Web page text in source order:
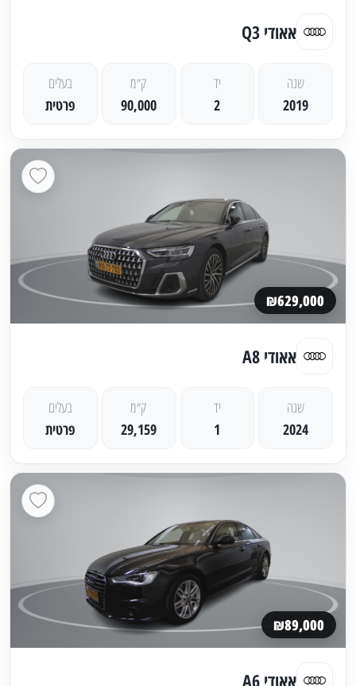
אאודי Q3
שנה
2019
יד
2
ק״מ
90,000
בעלים
פרטית
₪629,000
אאודי A8
שנה
2024
יד
1
ק״מ
29,159
בעלים
פרטית
₪89,000
אאודי A6